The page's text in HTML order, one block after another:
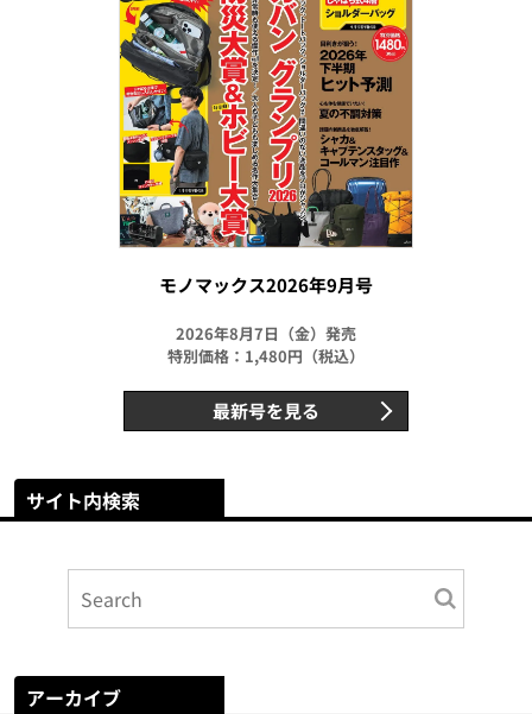
モノマックス2026年9月号
2026年8月7日（金）発売
特別価格：1,480円（税込）
最新号を見る
サイト内検索
アーカイブ